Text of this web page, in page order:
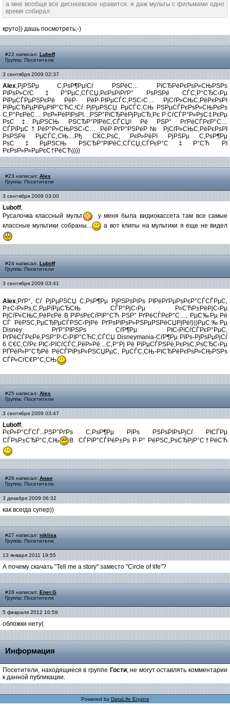
а мне вообще все диснеевское нравится. я даж мульты с фильмами одно
время собирал
круто)) дашь посмотреть;-)
#22 написал: Luboff
Группа: Посетители
3 сентября 2009 02:37
Alex,РјРЅРµ С‚РѕР¶Рµ!Сѓ РЅРёС… РїСЂРёРєРѕР»СЊРЅРѕ
РїРѕР»СѓС‡Р°РµС‚СЃСЏ,РєРѕРіРґР° РѕРЅРё СЃС‚Р°СЂС‹Рµ
РїРµСЃРµРЅРєРё РёР· РёР·РІРµСЃС‚РЅС‹С… РјСѓР»СЊС‚РёРєРѕРІ
РїРµСЂРµРїРµРІР°СЋС‚!Сѓ РјРµРЅСЏ РµСЃС‚СЊ РЅРµСЃРєРѕР»СЊРєРѕ
С‚Р°РєРёС… РєР»РёРїРѕРІ....РЅР°РїСЂРёРјРµСЂ,Рє Р СѓСЃР°Р»РѕС‡РєРµ
РѕС‡РµРЅСЊ РЅСЂР°РІРёС‚СЃСЏ! Рё РЅР° РґРёСЃРєР°С…
СЃРїРµС†РёР°Р»СЊРЅС‹С… РёР·РґР°РЅРёР№ РјСѓР»СЊС‚РёРєРѕРІ
РѕРЅРё РµСЃС‚СЊ....Рђ СЌС‚РѕС‚ РєР»РёРї РјРЅРµ С‚РѕР¶Рµ
РѕС‡РµРЅСЊ РЅСЂР°РІРёС‚СЃСЏ,СЃРєР°С‡Р°СЋ РІ
РєРѕР»Р»РµРєС†РёСЋ))))
#23 написал: Alex
Группа: Посетители
3 сентября 2009 03:00
Luboff,
Русалочка классный мульт
у меня была видиокассета там все самые
классные мультики собраны...
а вот клипы на мультики я еще не видел
#24 написал: Luboff
Группа: Посетители
3 сентября 2009 03:41
Alex,РґР°, Сѓ РјРµРЅСЏ С‚РѕР¶Рµ РјРЅРѕРіРѕ РІРёРґРµРѕРєР°СЃСЃРµС‚
Р±С‹Р»Рѕ,С‚РµРїРµСЂСЊ СЃР°РјС‹Рµ Р»СЋР±РёРјС‹Рµ
РјСѓР»СЊС‚РёРєРё В РїРѕРєСѓРїР°СЋ РЅР° РґРёСЃРєР°С…, РµС‰Рµ Рё
СЃ РёРЅС‚РµСЂРµСЃРЅС‹РјРё РґРѕРїРѕР»РЅРµРЅРёСЏРјРё!)))РµС‰Рµ
Disney РґР°РІРЅРѕ СѓР¶Рµ РІС‹РїСѓСЃРєР°РµС‚
РґРёСЃРєРё,РЅР°Р·С‹РІР°СЋС‚СЃСЏ Disneymania-СѓР¶Рµ РїРѕ-РјРѕРµРјСѓ
6 С€С‚СѓРє РІС‹РїСѓСЃС‚РёР»Рё....С‚Р°Рј Рё РїРµСЃРЅРё,РєРѕС‚РѕСЂС‹Рµ
РҐРёР»Р°СЂРё РёСЃРїРѕР»РЅСЏРµС‚ РµСЃС‚СЊ-РїСЂРёРєРѕР»СЊРЅРѕ
СЃР»СѓС€Р°С‚СЊ
#25 написал: Alex
Группа: Посетители
3 сентября 2009 03:47
Luboff,
РєР»Р°СЃСЃ...РЅР°РґРѕ С‚РѕР¶Рµ РїРѕ РЅРѕРІРѕРјСѓ РІСЃРµ
СЃРѕР±СЂР°С‚СЊ
В СЃРїР°СЃРёР±Рѕ Р·Р° РёРЅС„РѕСЂРјР°С†РёСЋ
#26 написал: Анаи
Группа: Посетители
3 декабря 2009 06:32
как всегда супер))
#27 написал: niklisa
Группа: Посетители
13 января 2011 19:55
А почему скачать "Tell me a story" заместо "Circle of life"?
#28 написал: Ener.G
Группа: Посетители
5 февраля 2012 10:59
обложки нету(
Информация
Посетители, находящиеся в группе Гости, не могут оставлять комментарии
к данной публикации.
Powered by DataLife Engine